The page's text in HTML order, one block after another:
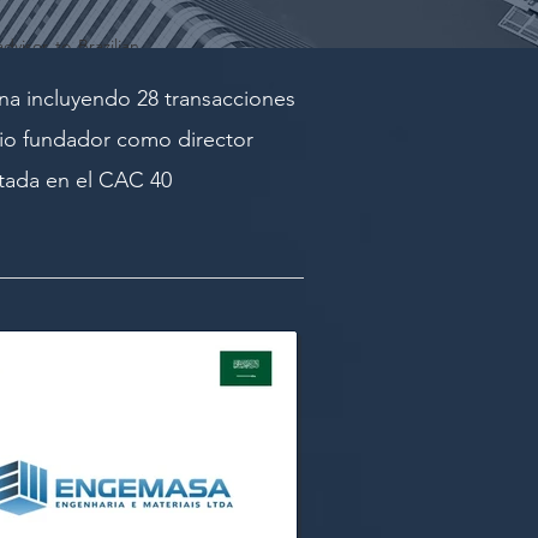
to Brazilian
of its subsidiary
which are
of its
three provinces
incluyendo 28 transacciones
fundador como director
en el CAC 40